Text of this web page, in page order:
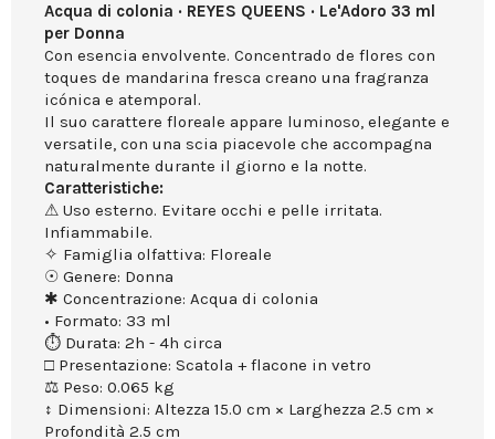
Acqua di colonia · REYES QUEENS · Le'Adoro 33 ml
per Donna
Con esencia envolvente. Concentrado de flores con
toques de mandarina fresca creano una fragranza
icónica e atemporal.
Il suo carattere floreale appare luminoso, elegante e
versatile, con una scia piacevole che accompagna
naturalmente durante il giorno e la notte.
Caratteristiche:
⚠ Uso esterno. Evitare occhi e pelle irritata.
Infiammabile.
✧ Famiglia olfattiva: Floreale
☉ Genere: Donna
✱ Concentrazione: Acqua di colonia
• Formato: 33 ml
⏱ Durata: 2h - 4h circa
□ Presentazione: Scatola + flacone in vetro
⚖ Peso: 0.065 kg
↕ Dimensioni: Altezza 15.0 cm × Larghezza 2.5 cm ×
Profondità 2.5 cm